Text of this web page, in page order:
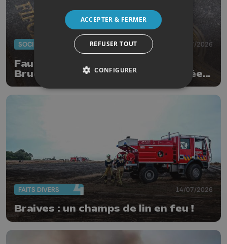
SOCIÉTÉ 20/07/2026
Faut-il enlever la dalle de Patrick
Bruel qui a été à nouveau dégradée ?
"Nos ouvriers sont en vacances"
FAITS DIVERS 14/07/2026
Braives : un champs de lin en feu !
ACCEPTER & FERMER
REFUSER TOUT
CONFIGURER